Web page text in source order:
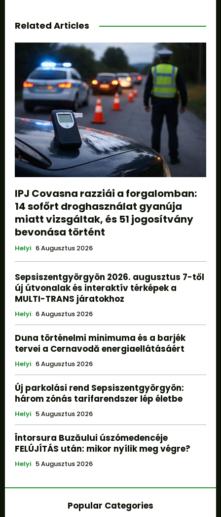
Related Articles
IPJ Covasna razziái a forgalomban:
14 sofőrt droghasználat gyanúja
miatt vizsgáltak, és 51 jogosítvány
bevonása történt
Helyi 6 Augusztus 2026
Sepsiszentgyörgyön 2026. augusztus 7-től
új útvonalak és interaktív térképek a
MULTI-TRANS járatokhoz
Helyi 6 Augusztus 2026
Duna történelmi minimuma és a barjék
tervei a Cernavodă energiaellátásáért
Helyi 6 Augusztus 2026
Új parkolási rend Sepsiszentgyörgyön:
három zónás tarifarendszer lép életbe
Helyi 5 Augusztus 2026
Întorsura Buzăului úszómedencéje
FELÚJÍTÁS után: mikor nyílik meg végre?
Helyi 5 Augusztus 2026
Popular Categories